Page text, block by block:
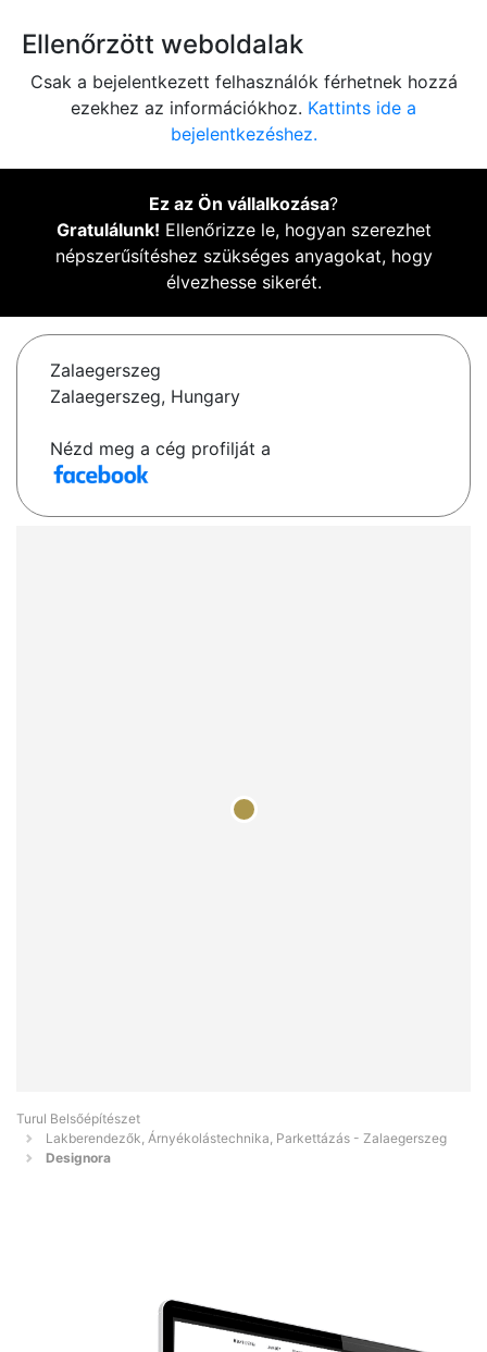
Ellenőrzött weboldalak
Csak a bejelentkezett felhasználók férhetnek hozzá
ezekhez az információkhoz. Kattints ide a
bejelentkezéshez.
Ez az Ön vállalkozása?
Gratulálunk! Ellenőrizze le, hogyan szerezhet
népszerűsítéshez szükséges anyagokat, hogy
élvezhesse sikerét.
Zalaegerszeg
Zalaegerszeg, Hungary
Nézd meg a cég profilját a
Turul Belsőépítészet
Lakberendezők, Árnyékolástechnika, Parkettázás - Zalaegerszeg
Designora